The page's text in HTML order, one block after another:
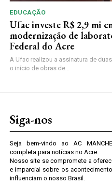
EDUCAÇÃO
Ufac investe R$ 2,9 mi
modernização de
Federal do Acre
A Ufac realizou a assinatura de
o início de obras de...
Siga-nos
Seja bem-vindo ao AC
completa para notícias no Acre.
Nosso site se compromete a
e imparcial sobre os
influenciam o nosso Brasil.